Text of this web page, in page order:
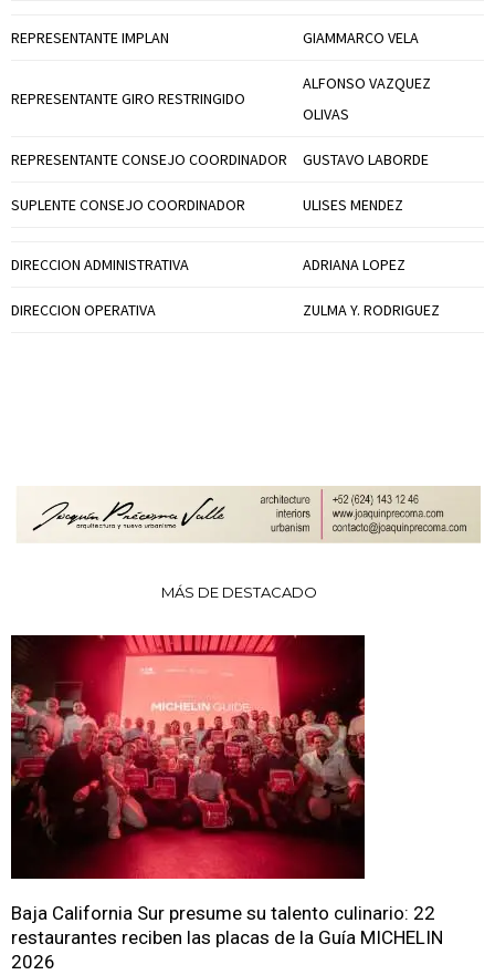
REPRESENTANTE IMPLAN GIAMMARCO VELA
REPRESENTANTE GIRO RESTRINGIDO
ALFONSO VAZQUEZ
OLIVAS
REPRESENTANTE CONSEJO COORDINADOR GUSTAVO LABORDE
SUPLENTE CONSEJO COORDINADOR ULISES MENDEZ
DIRECCION ADMINISTRATIVA ADRIANA LOPEZ
DIRECCION OPERATIVA ZULMA Y. RODRIGUEZ
MÁS DE DESTACADO
Baja California Sur presume su talento culinario: 22
restaurantes reciben las placas de la Guía MICHELIN
2026